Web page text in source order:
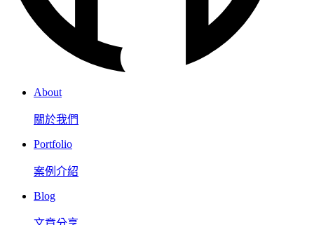
About
關於我們
Portfolio
案例介紹
Blog